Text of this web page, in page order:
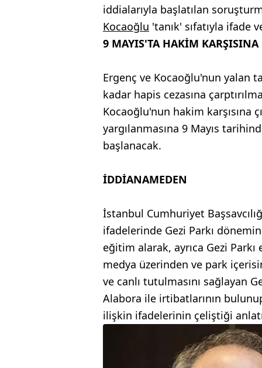
iddialarıyla başlatılan
Kocaoğlu 'tanık' sıfatıyla ifade
9 MAYIS'TA HAKİM KARŞISINA
Ergenç ve Kocaoğlu'nun yalan
kadar hapis cezasına
Kocaoğlu'nun hakim karşısına
yargılanmasına 9 Mayıs
başlanacak.
İDDİANAMEDEN
İstanbul Cumhuriyet
ifadelerinde Gezi Parkı
eğitim alarak, ayrıca Gezi
medya üzerinden ve park
ve canlı tutulmasını sağlayan
Alabora ile irtibatlarının
ilişkin ifadelerinin çeliştiği